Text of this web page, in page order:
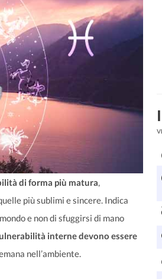
di forma più matura,
più sublimi e sincere. Indica
e non di sfuggirsi di mano
interne devono essere
nell’ambiente.